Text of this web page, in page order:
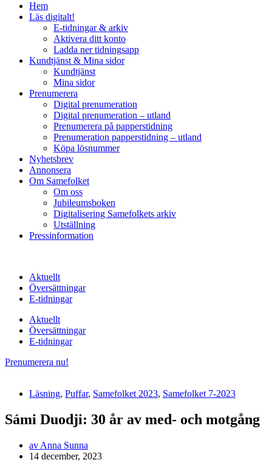
Hem
Läs digitalt!
E-tidningar & arkiv
Aktivera ditt konto
Ladda ner tidningsapp
Kundtjänst & Mina sidor
Kundtjänst
Mina sidor
Prenumerera
Digital prenumeration
Digital prenumeration – utland
Prenumerera på papperstidning
Prenumeration papperstidning – utland
Köpa lösnummer
Nyhetsbrev
Annonsera
Om Samefolket
Om oss
Jubileumsboken
Digitalisering Samefolkets arkiv
Utställning
Pressinformation
Aktuellt
Översättningar
E-tidningar
Aktuellt
Översättningar
E-tidningar
Prenumerera nu!
Läsning, Puffar, Samefolket 2023, Samefolket 7-2023
Sámi Duodji: 30 år av med- och motgång
av Anna Sunna
14 december, 2023